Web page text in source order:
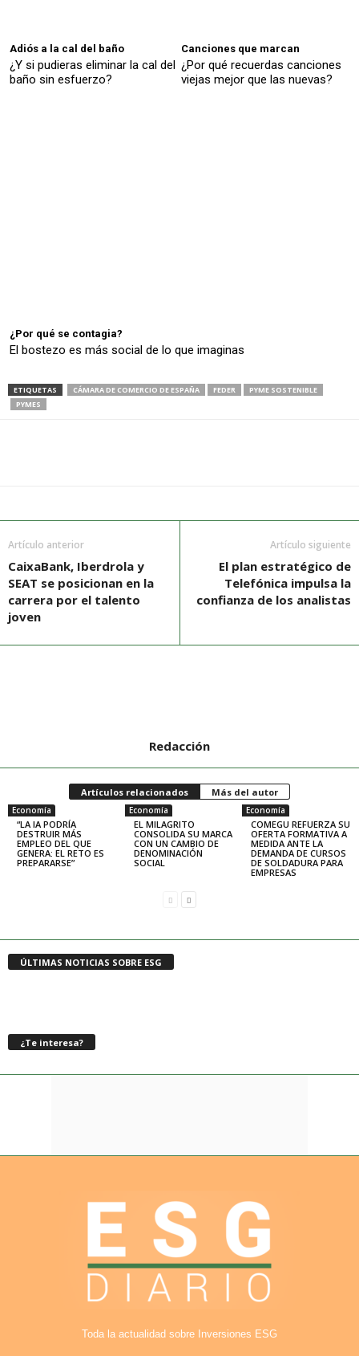
Adiós a la cal del baño
¿Y si pudieras eliminar la cal del
baño sin esfuerzo?
Canciones que marcan
¿Por qué recuerdas canciones
viejas mejor que las nuevas?
¿Por qué se contagia?
El bostezo es más social de lo que imaginas
ETIQUETAS CÁMARA DE COMERCIO DE ESPAÑA FEDER
PYME SOSTENIBLE
PYMES
Artículo anterior
CaixaBank, Iberdrola y
SEAT se posicionan en la
carrera por el talento
joven
Artículo siguiente
El plan estratégico de
Telefónica impulsa la
confianza de los analistas
Redacción
Artículos relacionados Más del autor
Economía
“LA IA PODRÍA
DESTRUIR MÁS
EMPLEO DEL QUE
GENERA: EL RETO ES
PREPARARSE”
Economía
EL MILAGRITO
CONSOLIDA SU MARCA
CON UN CAMBIO DE
DENOMINACIÓN
SOCIAL
Economía
COMEGU REFUERZA SU
OFERTA FORMATIVA A
MEDIDA ANTE LA
DEMANDA DE CURSOS
DE SOLDADURA PARA
EMPRESAS
ÚLTIMAS NOTICIAS SOBRE ESG
¿Te interesa?
Toda la actualidad sobre Inversiones ESG